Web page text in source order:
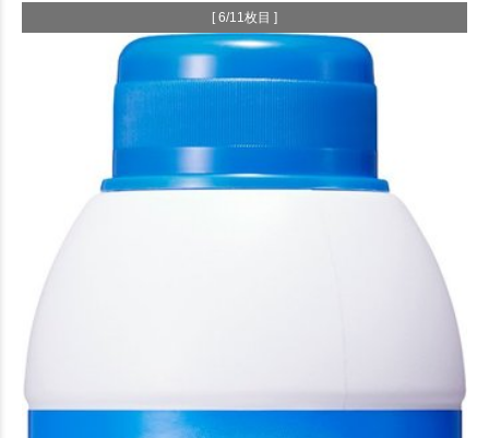
[ 6/11枚目 ]